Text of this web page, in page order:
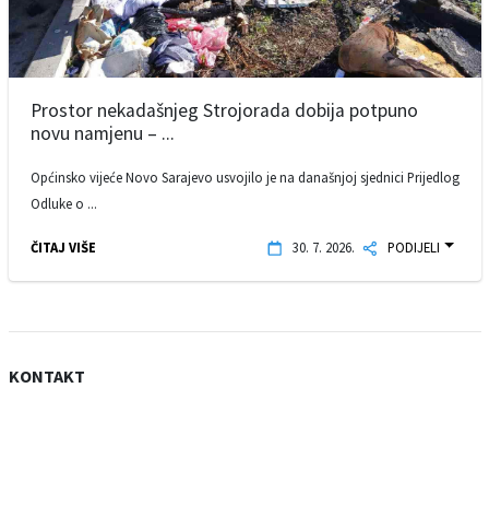
Prostor nekadašnjeg Strojorada dobija potpuno
novu namjenu – ...
Općinsko vijeće Novo Sarajevo usvojilo je na današnjoj sjednici Prijedlog
Odluke o ...
ČITAJ VIŠE 30. 7. 2026. PODIJELI
KONTAKT